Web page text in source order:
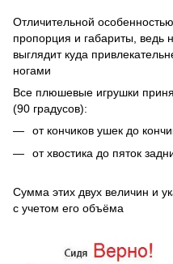
Отличительной
пропорция и габариты,
выглядит куда
ногами
Все плюшевые игрушки
(90 градусов):
от кончиков ушек до
от хвостика до пяток
Сумма этих двух величин и
с учетом его объёма